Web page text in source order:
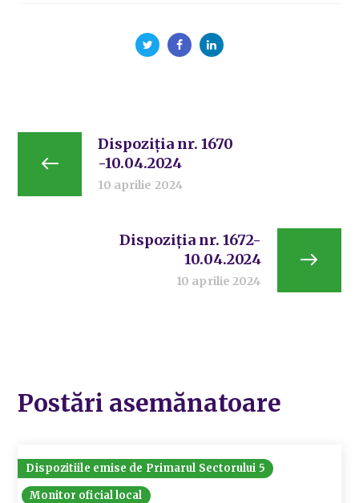
Dispoziția nr. 1670
-10.04.2024
10 aprilie 2024
Dispoziția nr. 1672-
10.04.2024
10 aprilie 2024
Postări asemănatoare
Dispozitiile emise de Primarul Sectorului 5
Monitor oficial local